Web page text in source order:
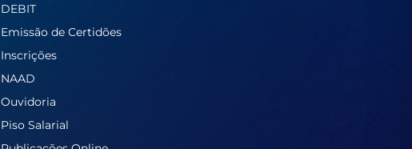
DEBIT
Emissão de Certidões
Inscrições
NAAD
Ouvidoria
Piso Salarial